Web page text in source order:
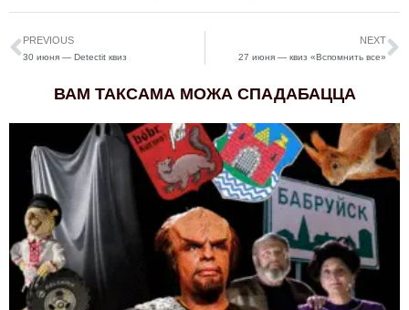
PREVIOUS
30 июня — Detectit квиз
NEXT
27 июня — квиз «Вспомнить все»
ВАМ ТАКСАМА МОЖА СПАДАБАЦЦА